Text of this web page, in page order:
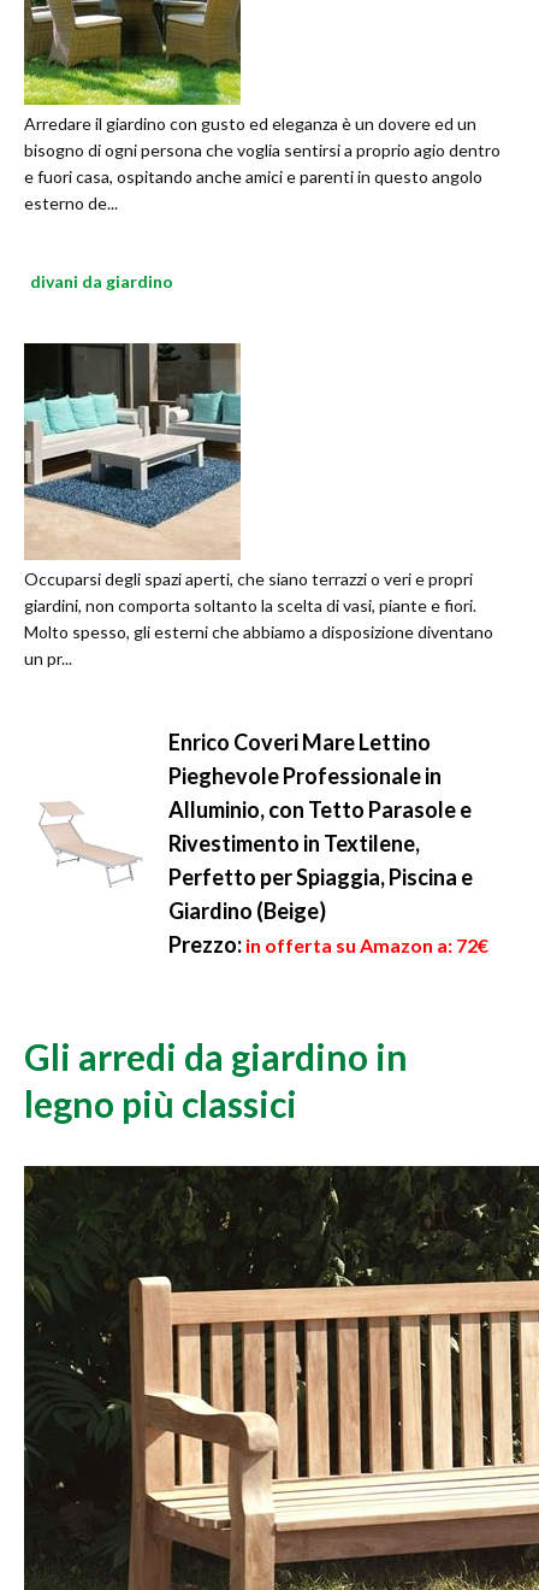
Arredare il giardino con gusto ed eleganza è un dovere ed un
bisogno di ogni persona che voglia sentirsi a proprio agio dentro
e fuori casa, ospitando anche amici e parenti in questo angolo
esterno de...
divani da giardino
Occuparsi degli spazi aperti, che siano terrazzi o veri e propri
giardini, non comporta soltanto la scelta di vasi, piante e fiori.
Molto spesso, gli esterni che abbiamo a disposizione diventano
un pr...
Enrico Coveri Mare Lettino
Pieghevole Professionale in
Alluminio, con Tetto Parasole e
Rivestimento in Textilene,
Perfetto per Spiaggia, Piscina e
Giardino (Beige)
Prezzo: in offerta su Amazon a: 72€
Gli arredi da giardino in
legno più classici